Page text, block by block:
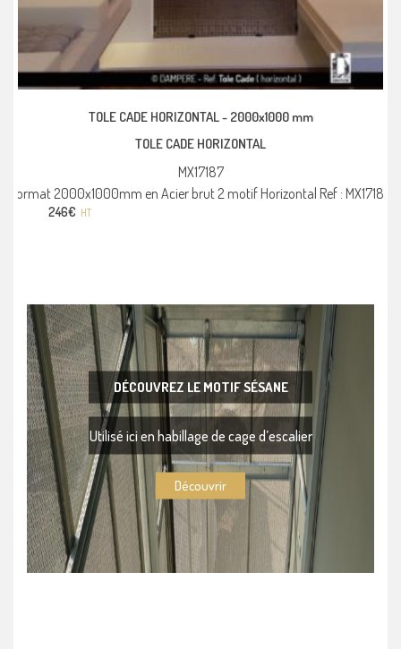
TOLE CADE HORIZONTAL - 2000x1000 mm
TOLE CADE HORIZONTAL
MX17187
Format 2000x1000mm en Acier brut 2 motif Horizontal Ref : MX17187
246€ HT
DÉCOUVREZ LE MOTIF SÉSANE
Utilisé ici en habillage de cage d’escalier
Découvrir